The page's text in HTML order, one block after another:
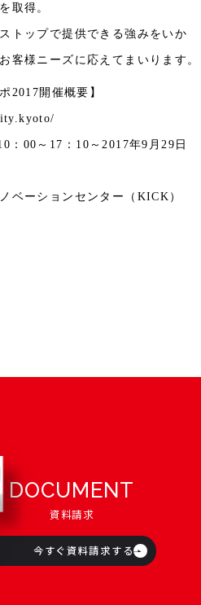
取得。
トップで提供できる強みをいか
客様ニーズに応えてまいります。
2017開催概要】
： 00 ～ 17 ： 10～2017年9 月29 日
ベーションセンター（ KICK ）
DOCUMENT
資料請求
今すぐ資料請求する